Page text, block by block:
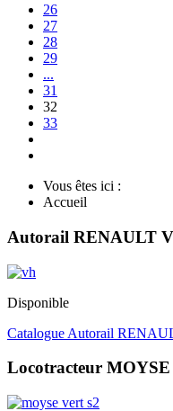
26
27
28
29
...
31
32
33
Vous êtes ici :
Accueil
Autorail RENAULT
Disponible
Catalogue Autorail
Locotracteur MOYSE